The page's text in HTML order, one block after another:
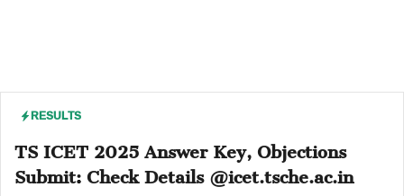
RESULTS
TS ICET 2025 Answer Key, Objections
Submit: Check Details @icet.tsche.ac.in